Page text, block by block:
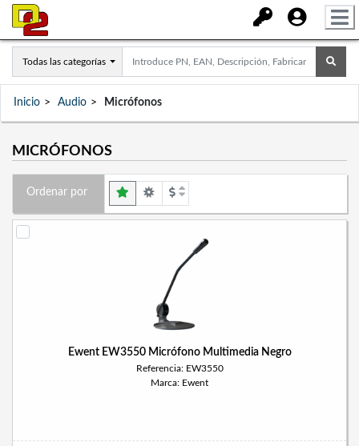
Todas las categorías
Inicio Audio Micrófonos
MICRÓFONOS
Ordenar por
Ewent EW3550 Micrófono Multimedia Negro
Referencia: EW3550
Marca: Ewent